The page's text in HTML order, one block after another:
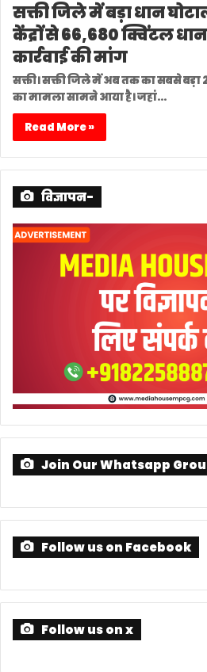
सक्ती जिले में बड़ा धान
केंद्रों से 66,680 क्विंटल
कार्रवाई की मांग
सक्ती। सक्ती जिले में अब तक का सबसे बड़ा
का मामला सामने आया है। जहां…
Read More »
विज्ञापन-
Join Our Whatsapp
Follow us on Facebook
Follow us on x